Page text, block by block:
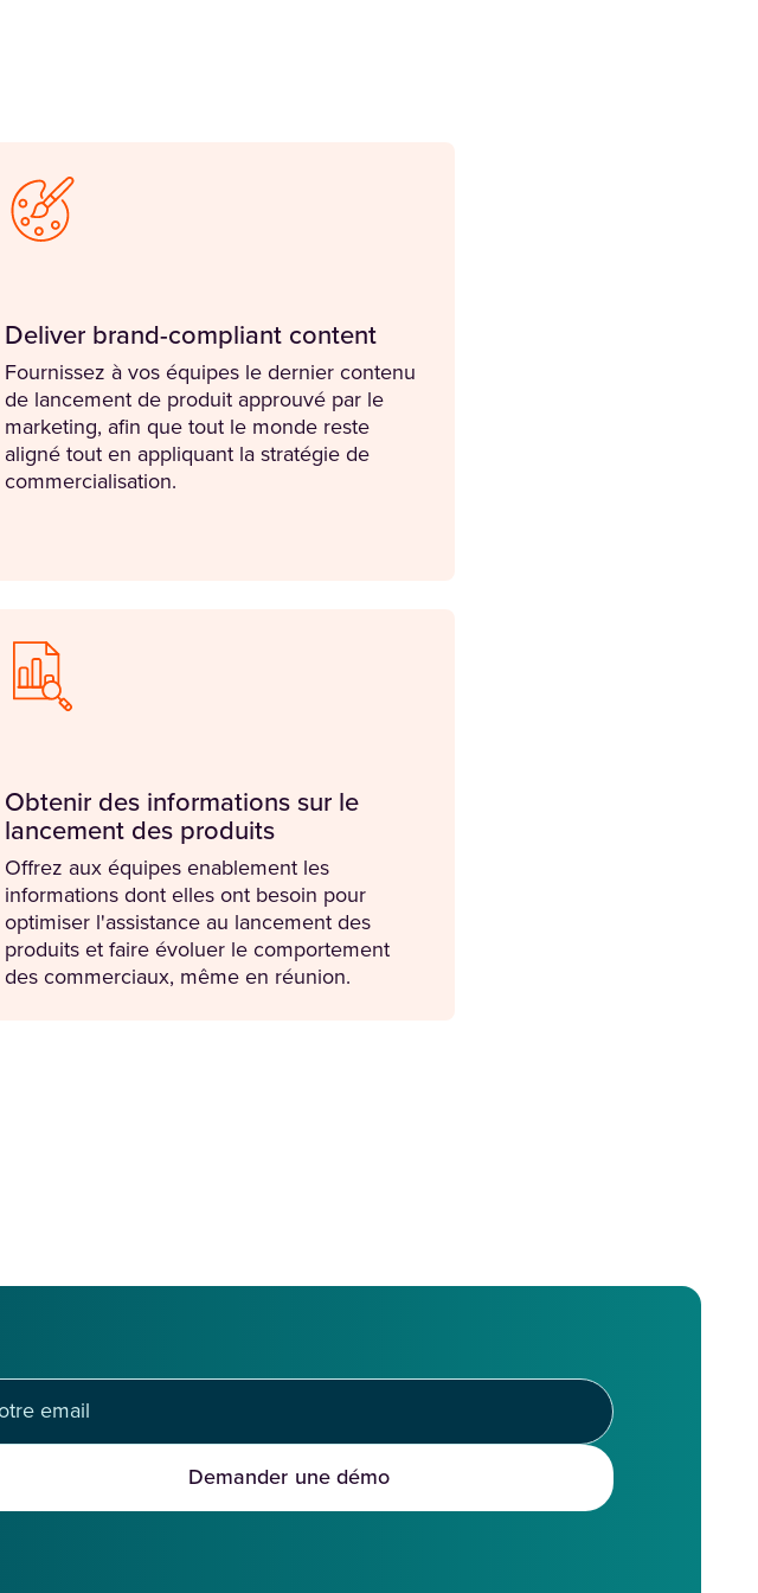
Deliver brand-compliant content
Fournissez à vos équipes le dernier contenu
de lancement de produit approuvé par le
marketing, afin que tout le monde reste
aligné tout en appliquant la stratégie de
commercialisation.
Obtenir des informations sur le
lancement des produits
Offrez aux équipes enablement les
informations dont elles ont besoin pour
optimiser l'assistance au lancement des
produits et faire évoluer le comportement
des commerciaux, même en réunion.
Demander une démo